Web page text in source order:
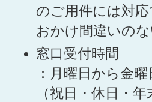
のご用件には対応
おかけ間違いの
窓口受付時間
：月曜日から金
（祝日・休日・年